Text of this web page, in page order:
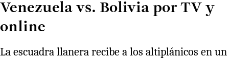
Venezuela vs. Bolivia por TV y
online
La escuadra llanera recibe a los altiplánicos en un